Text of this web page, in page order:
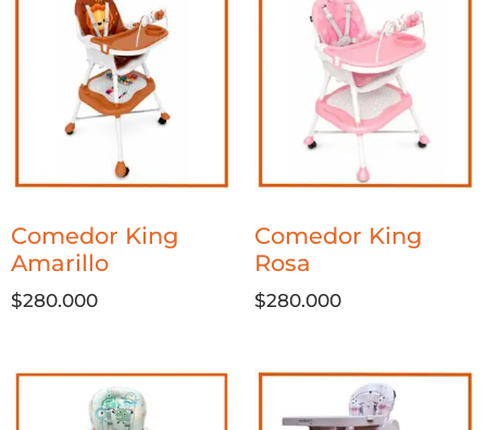
Comedor King
Amarillo
$280.000
Comedor King
Rosa
$280.000